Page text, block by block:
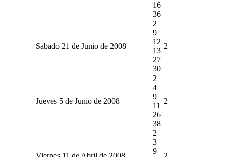
16
36
Sabado 21 de Junio de 2008
2
9
12
13
27
30
2
Jueves 5 de Junio de 2008
2
4
9
11
26
38
2
2
3
9